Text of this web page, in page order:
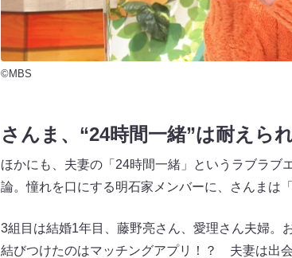
©MBS
さんま、“24時間一緒”は耐えら
ほかにも、夫妻の「24時間一緒」というラブラブ
論。憧れを口にする明石家メンバーに、さんまは
3組目は結婚1年目、藤野亮さん、愛理さん夫婦。
結びつけたのはマッチングアプリ！？ 夫妻は出